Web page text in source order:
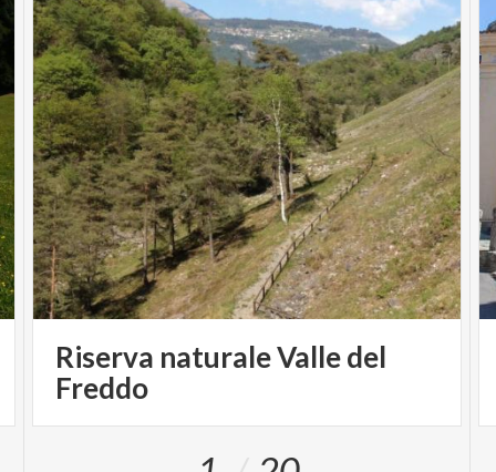
Riserva naturale Valle del
Freddo